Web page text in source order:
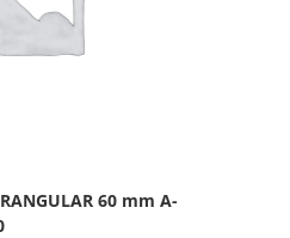
60 mm A-